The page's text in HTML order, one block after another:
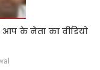
के नेता का वीडियो